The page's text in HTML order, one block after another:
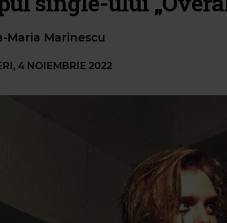
Maria Marinescu
4 NOIEMBRIE 2022